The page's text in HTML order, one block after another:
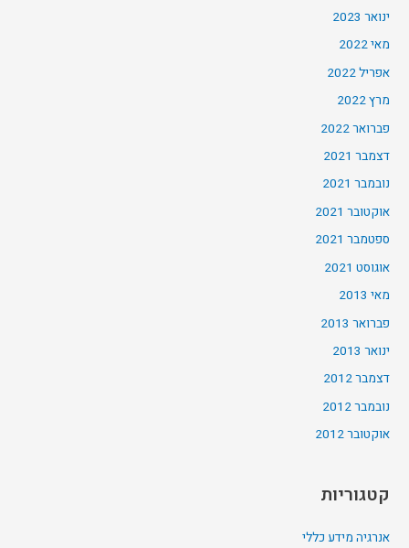
ינואר 2023
מאי 2022
אפריל 2022
מרץ 2022
פברואר 2022
דצמבר 2021
נובמבר 2021
אוקטובר 2021
ספטמבר 2021
אוגוסט 2021
מאי 2013
פברואר 2013
ינואר 2013
דצמבר 2012
נובמבר 2012
אוקטובר 2012
קטגוריות
אנרגיה מידע כללי